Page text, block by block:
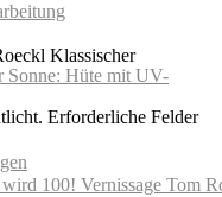
Sonne: Hüte mit UV-
100! Vernissage Tom
Klassischer
Erforderliche Felder